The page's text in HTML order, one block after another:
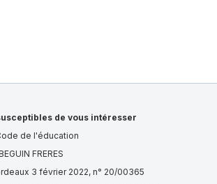
de vous intéresser
de l'éducation
FRERES
3 février 2022, n° 20/00365